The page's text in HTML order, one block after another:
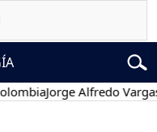
Jorge Alfredo Vargas